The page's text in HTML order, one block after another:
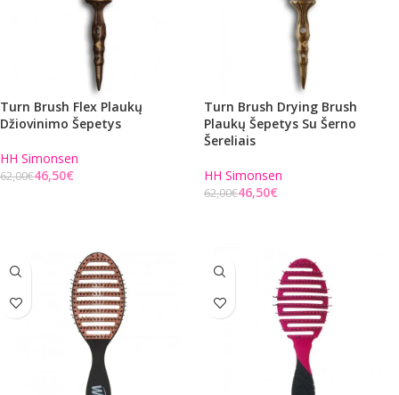
Turn Brush Flex Plaukų
Džiovinimo Šepetys
HH Simonsen
62,00€46,50€
Turn Brush Drying Brush
Plaukų Šepetys Su Šerno
Šereliais
HH Simonsen
62,00€46,50€